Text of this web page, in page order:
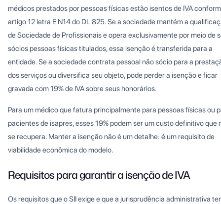
médicos prestados por pessoas físicas estão isentos de IVA
artigo 12 letra E N14 do DL 825. Se a sociedade mantém a
de Sociedade de Profissionais e opera exclusivamente por meio de
sócios pessoas físicas titulados, essa isenção é transferida para a
entidade. Se a sociedade contrata pessoal não sócio para a
dos serviços ou diversifica seu objeto, pode perder a isenção e ficar
gravada com 19% de IVA sobre seus honorários.
Para um médico que fatura principalmente para pessoas físicas ou
pacientes de isapres, esses 19% podem ser um custo definitivo que
se recupera. Manter a isenção não é um detalhe: é um requisito de
viabilidade econômica do modelo.
Requisitos para garantir a isenção de IVA
Os requisitos que o SII exige e que a jurisprudência administrativa